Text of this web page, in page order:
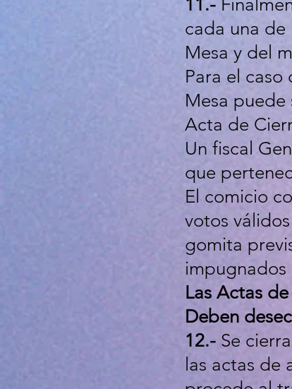
11.-
cada una de
Mesa y del
Para el caso
Mesa
Acta de
Un fiscal
que
El comicio
votos
gomita
impugnados
Las Actas
Deben
12.- Se
las actas